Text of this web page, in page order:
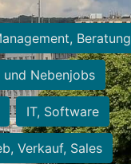
Beratung
Nebenjobs
IT, Software
Verkauf, Sales